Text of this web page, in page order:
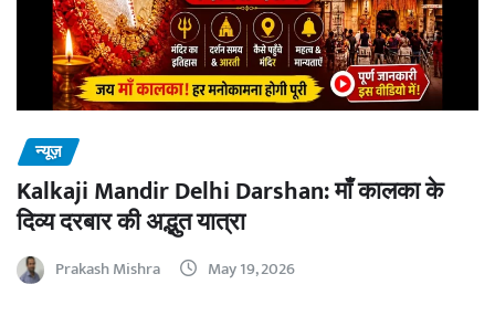
न्यूज़
Kalkaji Mandir Delhi Darshan: माँ कालका के
दिव्य दरबार की अद्भुत यात्रा
Prakash Mishra May 19, 2026